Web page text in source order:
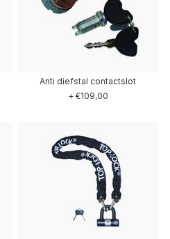
Anti diefstal contactslot
+ €109,00